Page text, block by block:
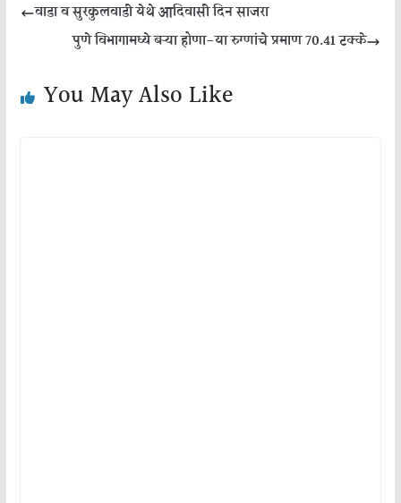
वाडा व सुरकुलवाडी येथे आदिवासी दिन साजरा
पुणे विभागामध्ये बऱ्या होणा-या रुग्णांचे प्रमाण 70.41 टक्के
You May Also Like